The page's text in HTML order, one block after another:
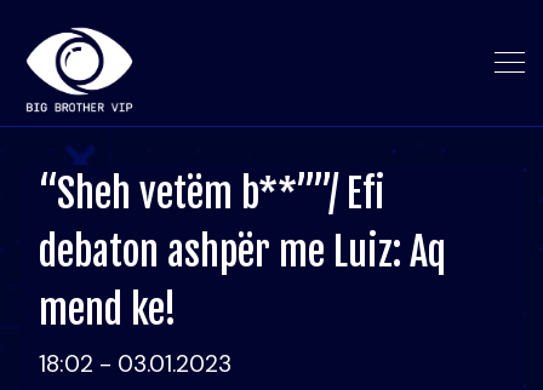
“Sheh vetëm b**””/ Efi
debaton ashpër me Luiz: Aq
mend ke!
18:02 - 03.01.2023